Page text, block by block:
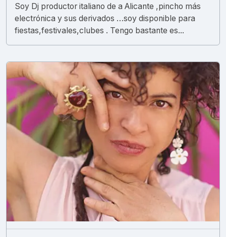
Soy Dj productor italiano de a Alicante ,pincho más
electrónica y sus derivados …soy disponible para
fiestas,festivales,clubes . Tengo bastante es...